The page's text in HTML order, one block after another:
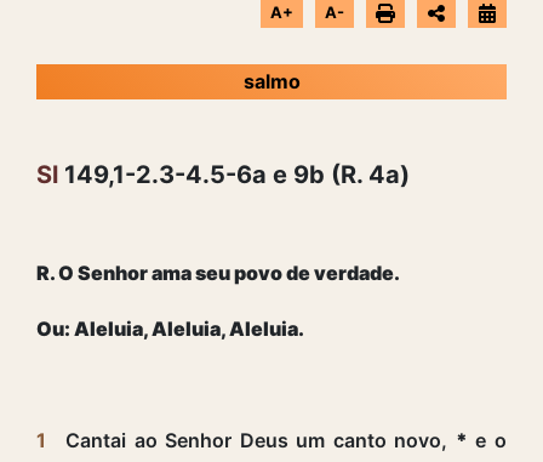
A+ A-
salmo
Sl 149,1-2.3-4.5-6a e 9b (R. 4a)
R. O Senhor ama seu povo de verdade.
Ou: Aleluia, Aleluia, Aleluia.
1 Cantai ao Senhor Deus um canto novo, * e o